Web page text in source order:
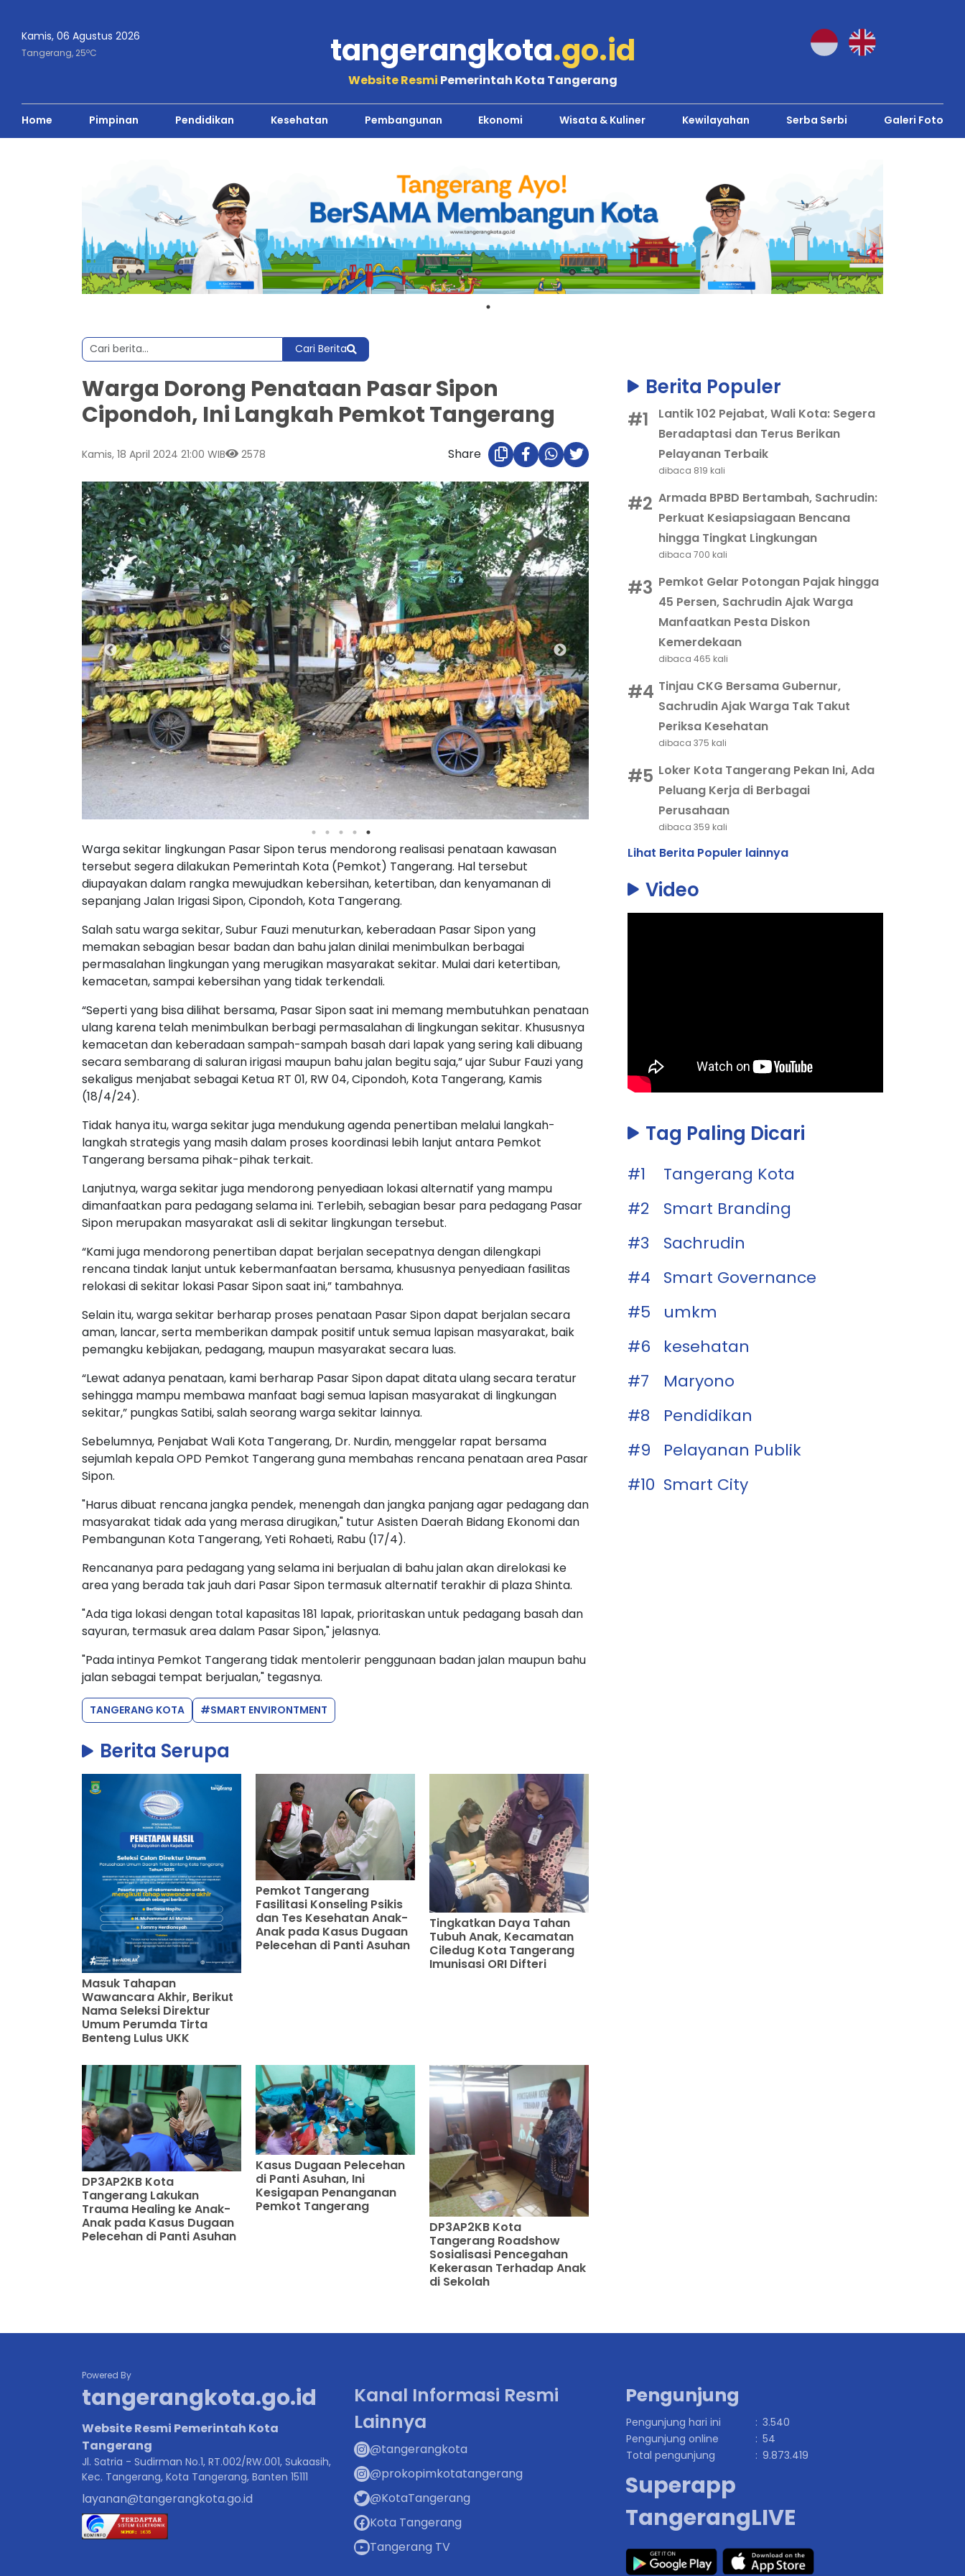
Kamis, 06 Agustus 2026
Tangerang, 25oC tangerangkota.go.id
Website Resmi Pemerintah Kota Tangerang
Home Pimpinan Pendidikan Kesehatan Pembangunan Ekonomi Wisata & Kuliner Kewilayahan Serba Serbi Galeri Foto
Cari Berita
Warga Dorong Penataan Pasar Sipon
Cipondoh, Ini Langkah Pemkot Tangerang
Kamis, 18 April 2024 21:00 WIB 2578 Share
Warga sekitar lingkungan Pasar Sipon terus mendorong realisasi penataan kawasan
tersebut segera dilakukan Pemerintah Kota (Pemkot) Tangerang. Hal tersebut
diupayakan dalam rangka mewujudkan kebersihan, ketertiban, dan kenyamanan di
sepanjang Jalan Irigasi Sipon, Cipondoh, Kota Tangerang.
Salah satu warga sekitar, Subur Fauzi menuturkan, keberadaan Pasar Sipon yang
memakan sebagian besar badan dan bahu jalan dinilai menimbulkan berbagai
permasalahan lingkungan yang merugikan masyarakat sekitar. Mulai dari ketertiban,
kemacetan, sampai kebersihan yang tidak terkendali.
“Seperti yang bisa dilihat bersama, Pasar Sipon saat ini memang membutuhkan penataan
ulang karena telah menimbulkan berbagi permasalahan di lingkungan sekitar. Khususnya
kemacetan dan keberadaan sampah-sampah basah dari lapak yang sering kali dibuang
secara sembarang di saluran irigasi maupun bahu jalan begitu saja,” ujar Subur Fauzi yang
sekaligus menjabat sebagai Ketua RT 01, RW 04, Cipondoh, Kota Tangerang, Kamis
(18/4/24).
Tidak hanya itu, warga sekitar juga mendukung agenda penertiban melalui langkah-
langkah strategis yang masih dalam proses koordinasi lebih lanjut antara Pemkot
Tangerang bersama pihak-pihak terkait.
Lanjutnya, warga sekitar juga mendorong penyediaan lokasi alternatif yang mampu
dimanfaatkan para pedagang selama ini. Terlebih, sebagian besar para pedagang Pasar
Sipon merupakan masyarakat asli di sekitar lingkungan tersebut.
“Kami juga mendorong penertiban dapat berjalan secepatnya dengan dilengkapi
rencana tindak lanjut untuk kebermanfaatan bersama, khususnya penyediaan fasilitas
relokasi di sekitar lokasi Pasar Sipon saat ini,” tambahnya.
Selain itu, warga sekitar berharap proses penataan Pasar Sipon dapat berjalan secara
aman, lancar, serta memberikan dampak positif untuk semua lapisan masyarakat, baik
pemangku kebijakan, pedagang, maupun masyarakat secara luas.
“Lewat adanya penataan, kami berharap Pasar Sipon dapat ditata ulang secara teratur
sehingga mampu membawa manfaat bagi semua lapisan masyarakat di lingkungan
sekitar,” pungkas Satibi, salah seorang warga sekitar lainnya.
Sebelumnya, Penjabat Wali Kota Tangerang, Dr. Nurdin, menggelar rapat bersama
sejumlah kepala OPD Pemkot Tangerang guna membahas rencana penataan area Pasar
Sipon.
"Harus dibuat rencana jangka pendek, menengah dan jangka panjang agar pedagang dan
masyarakat tidak ada yang merasa dirugikan," tutur Asisten Daerah Bidang Ekonomi dan
Pembangunan Kota Tangerang, Yeti Rohaeti, Rabu (17/4).
Rencananya para pedagang yang selama ini berjualan di bahu jalan akan direlokasi ke
area yang berada tak jauh dari Pasar Sipon termasuk alternatif terakhir di plaza Shinta.
"Ada tiga lokasi dengan total kapasitas 181 lapak, prioritaskan untuk pedagang basah dan
sayuran, termasuk area dalam Pasar Sipon," jelasnya.
"Pada intinya Pemkot Tangerang tidak mentolerir penggunaan badan jalan maupun bahu
jalan sebagai tempat berjualan," tegasnya.
TANGERANG KOTA #SMART ENVIRONTMENT
Berita Serupa
Masuk Tahapan
Wawancara Akhir, Berikut
Nama Seleksi Direktur
Umum Perumda Tirta
Benteng Lulus UKK
Pemkot Tangerang
Fasilitasi Konseling Psikis
dan Tes Kesehatan Anak-
Anak pada Kasus Dugaan
Pelecehan di Panti Asuhan
Tingkatkan Daya Tahan
Tubuh Anak, Kecamatan
Ciledug Kota Tangerang
Imunisasi ORI Difteri
DP3AP2KB Kota
Tangerang Lakukan
Trauma Healing ke Anak-
Anak pada Kasus Dugaan
Pelecehan di Panti Asuhan
Kasus Dugaan Pelecehan
di Panti Asuhan, Ini
Kesigapan Penanganan
Pemkot Tangerang
DP3AP2KB Kota
Tangerang Roadshow
Sosialisasi Pencegahan
Kekerasan Terhadap Anak
di Sekolah
Berita Populer
#1
Lantik 102 Pejabat, Wali Kota: Segera
Beradaptasi dan Terus Berikan
Pelayanan Terbaik
dibaca 819 kali
#2 Armada BPBD Bertambah, Sachrudin:
Perkuat Kesiapsiagaan Bencana
hingga Tingkat Lingkungan
dibaca 700 kali
#3 Pemkot Gelar Potongan Pajak hingga
45 Persen, Sachrudin Ajak Warga
Manfaatkan Pesta Diskon
Kemerdekaan
dibaca 465 kali
#4 Tinjau CKG Bersama Gubernur,
Sachrudin Ajak Warga Tak Takut
Periksa Kesehatan
dibaca 375 kali
#5 Loker Kota Tangerang Pekan Ini, Ada
Peluang Kerja di Berbagai
Perusahaan
dibaca 359 kali
Lihat Berita Populer lainnya
Video
Tag Paling Dicari
#1
Tangerang Kota
#2
Smart Branding
#3
Sachrudin
#4
Smart Governance
#5
umkm
#6
kesehatan
#7
Maryono
#8
Pendidikan
#9
Pelayanan Publik
#10 Smart City
Powered By
tangerangkota.go.id
Website Resmi Pemerintah Kota
Tangerang
Jl. Satria - Sudirman No.1, RT.002/RW.001, Sukaasih,
Kec. Tangerang, Kota Tangerang, Banten 15111
layanan@tangerangkota.go.id
Kanal Informasi Resmi
Lainnya
@tangerangkota
@prokopimkotatangerang
@KotaTangerang
Kota Tangerang
Tangerang TV
Pengunjung
Pengunjung hari ini : 3.540
Pengunjung online
: 54
Total pengunjung
: 9.873.419
Superapp
TangerangLIVE